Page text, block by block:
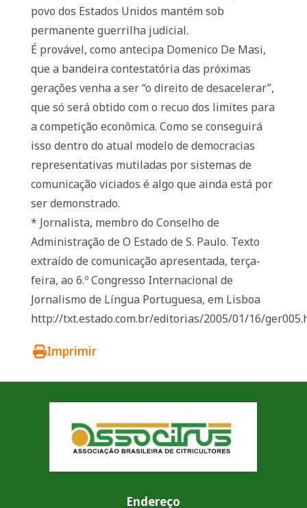
povo dos Estados Unidos mantém sob
permanente guerrilha judicial.
É provável, como antecipa Domenico De Masi,
que a bandeira contestatória das próximas
gerações venha a ser “o direito de desacelerar”,
que só será obtido com o recuo dos limites para
a competição econômica. Como se conseguirá
isso dentro do atual modelo de democracias
representativas mutiladas por sistemas de
comunicação viciados é algo que ainda está por
ser demonstrado.
* Jornalista, membro do Conselho de
Administração de O Estado de S. Paulo. Texto
extraído de comunicação apresentada, terça-
feira, ao 6.º Congresso Internacional de
Jornalismo de Língua Portuguesa, em Lisboa
http://txt.estado.com.br/editorias/2005/01/16/
Imprimir
Endereço